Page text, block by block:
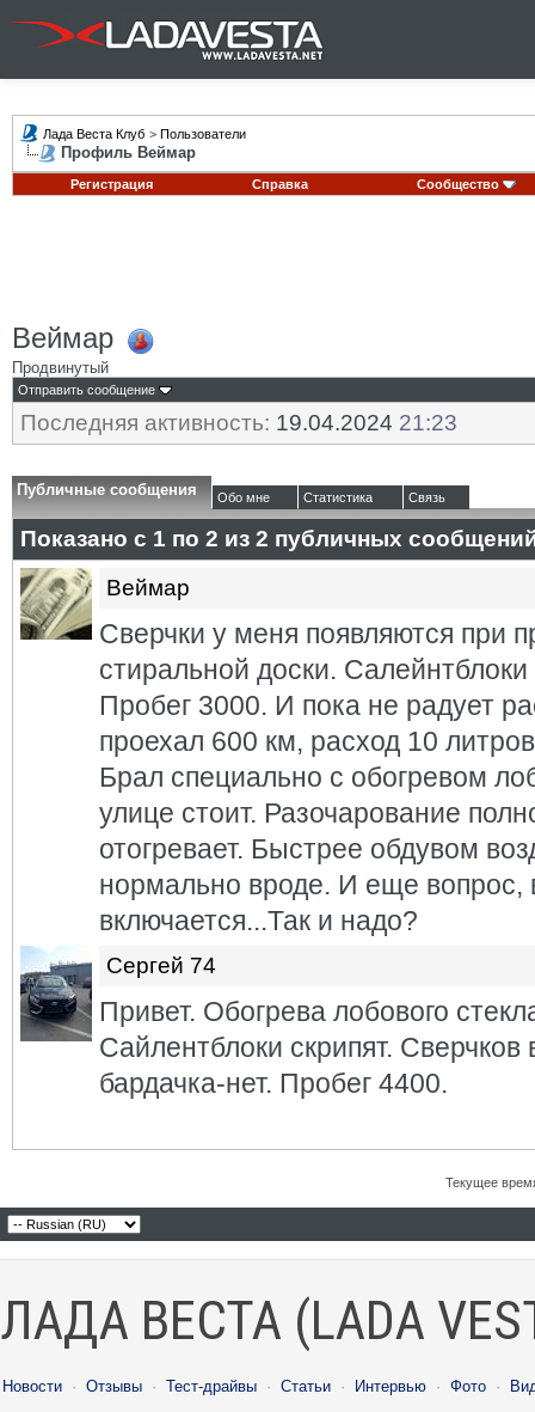
Лада Веста Клуб > Пользователи
Профиль Веймар
Регистрация Справка Сообщество
Веймар
Продвинутый
Отправить сообщение
Последняя активность: 19.04.2024 21:23
Публичные сообщения Обо мне Статистика Связь
Показано с 1 по 2 из 2 публичных
Веймар
Сверчки у меня появляются при
стиральной доски.
Пробег 3000. И пока не радует
проехал 600 км, расход 10
Брал специально с обогревом
улице стоит. Разочарование
отогревает. Быстрее обдувом
нормально вроде. И еще вопрос,
включается...Так и надо?
Сергей 74
Привет. Обогрева лобового
Сайлентблоки скрипят.
бардачка-нет. Пробег 4400.
Текущее
ЛАДА ВЕСТА (LADA
Новости · Отзывы · Тест-драйвы · Статьи · Интервью · Фото ·